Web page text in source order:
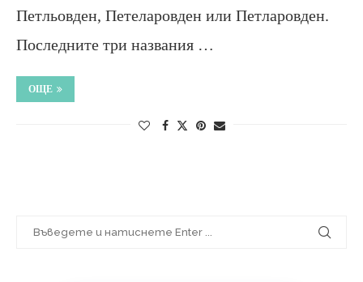
Петльовден, Петеларовден или Петларовден.
Последните три названия …
ОЩЕ